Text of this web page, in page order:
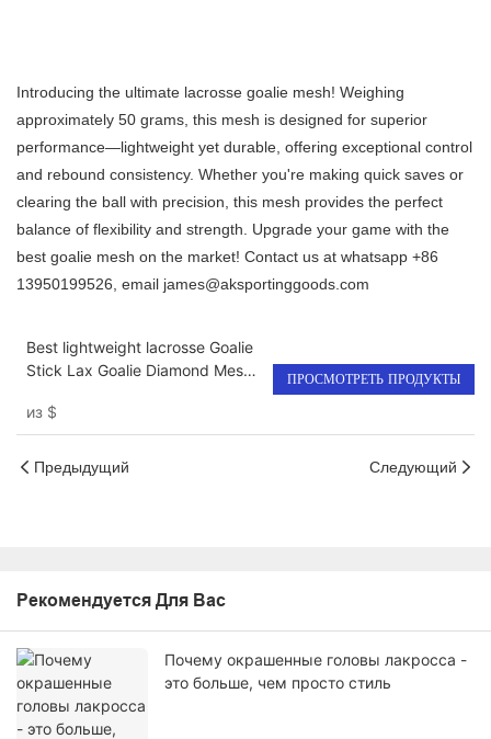
Introducing the ultimate lacrosse goalie mesh! Weighing
approximately 50 grams, this mesh is designed for superior
performance—lightweight yet durable, offering exceptional control
and rebound consistency. Whether you're making quick saves or
clearing the ball with precision, this mesh provides the perfect
balance of flexibility and strength. Upgrade your game with the
best goalie mesh on the market! Contact us at whatsapp +86
13950199526, email james@aksportinggoods.com
Best lightweight lacrosse Goalie
Stick Lax Goalie Diamond Mesh
из $
ПРОСМОТРЕТЬ ПРОДУКТЫ
Предыдущий Следующий
Рекомендуется Для Вас
Почему окрашенные головы лакросса -
это больше, чем просто стиль